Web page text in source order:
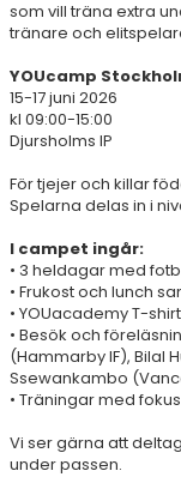
som vill träna extra
tränare och
YOUcamp
15-17 juni 2026
kl 09:00-15:00
Djursholms IP
För tjejer och killar
Spelarna delas in i
I campet ingår:
• 3 heldagar med
• Frukost och lunch
• YOUacademy T-shirt
• Besök och
(Hammarby IF), Bilal
Ssewankambo
• Träningar med
Vi ser gärna att
under passen.